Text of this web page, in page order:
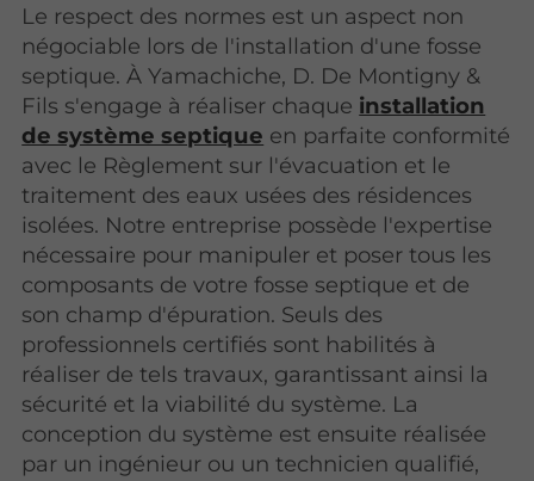
Le respect des normes est un aspect non
négociable lors de l'installation d'une fosse
septique. À Yamachiche, D. De Montigny &
Fils s'engage à réaliser chaque installation
de système septique en parfaite conformité
avec le Règlement sur l'évacuation et le
traitement des eaux usées des résidences
isolées. Notre entreprise possède l'expertise
nécessaire pour manipuler et poser tous les
composants de votre fosse septique et de
son champ d'épuration. Seuls des
professionnels certifiés sont habilités à
réaliser de tels travaux, garantissant ainsi la
sécurité et la viabilité du système. La
conception du système est ensuite réalisée
par un ingénieur ou un technicien qualifié,